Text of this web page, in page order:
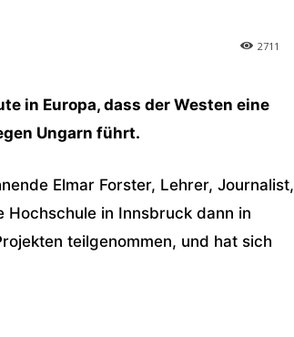
2711
in Europa, dass der Westen eine
Ungarn führt.
Elmar Forster, Lehrer, Journalist,
in Innsbruck dann in
teilgenommen, und hat sich